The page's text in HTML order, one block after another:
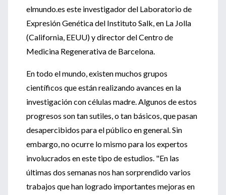
elmundo.es este investigador del Laboratorio de
Expresión Genética del Instituto Salk, en La Jolla
(California, EEUU) y director del Centro de
Medicina Regenerativa de Barcelona.
En todo el mundo, existen muchos grupos
científicos que están realizando avances en la
investigación con células madre. Algunos de estos
progresos son tan sutiles, o tan básicos, que pasan
desapercibidos para el público en general. Sin
embargo, no ocurre lo mismo para los expertos
involucrados en este tipo de estudios. "En las
últimas dos semanas nos han sorprendido varios
trabajos que han logrado importantes mejoras en